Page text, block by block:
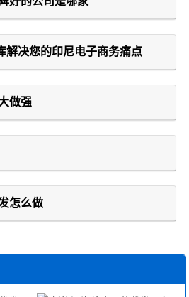
解决您的印尼电子商务痛点
做强
怎么做